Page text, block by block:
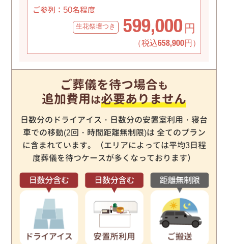
ご参列： 50名程度
生花祭壇つき 599,000 円
（税込658,900円）
ご葬儀を待つ場合も
追加費用は必要ありません
日数分のドライアイス・日数分の安置室利用・寝台
車での移動(2回・時間距離無制限)は 全てのプラン
に含まれています。（エリアによっては平均3日程
度葬儀を待つケースが多くなっております）